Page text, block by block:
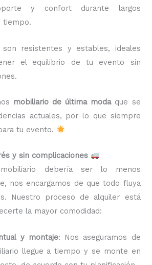
y confort durante largos
tiempo.
resistentes y estables, ideales
el equilibrio de tu evento sin
mobiliario de última modaque se
actuales, por lo que siempre
tu evento.
y sin complicaciones
debería ser lo menos
nos encargamos de que todo fluya
Nuestro proceso de alquiler está
la mayor comodidad:
y montaje: Nos aseguramos de
llegue a tiempo y se monte en